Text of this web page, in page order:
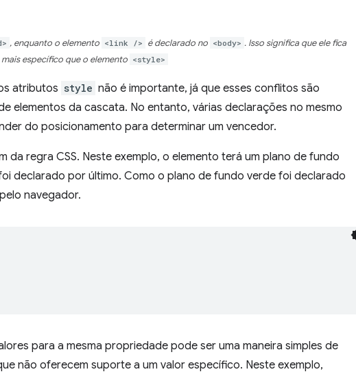
, enquanto o elemento <link /> é declarado no <body> . Isso significa que ele fica
mais específico que o elemento <style>
atributos style não é importante, já que esses conflitos são
elementos da cascata. No entanto, várias declarações no mesmo
do posicionamento para determinar um vencedor.
da regra CSS. Neste exemplo, o elemento terá um plano de fundo
declarado por último. Como o plano de fundo verde foi declarado
navegador.
para a mesma propriedade pode ser uma maneira simples de
não oferecem suporte a um valor específico. Neste exemplo,